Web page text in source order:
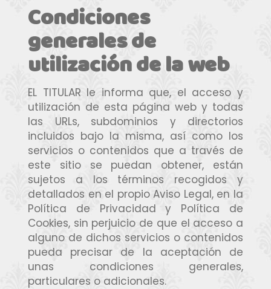
Condiciones
generales de
utilización de la web
EL TITULAR le informa que, el acceso y
utilización de esta página web y todas
las URLs, subdominios y directorios
incluidos bajo la misma, así como los
servicios o contenidos que a través de
este sitio se puedan obtener, están
sujetos a los términos recogidos y
detallados en el propio Aviso Legal, en la
Política de Privacidad y Política de
Cookies, sin perjuicio de que el acceso a
alguno de dichos servicios o contenidos
pueda precisar de la aceptación de
unas condiciones generales,
particulares o adicionales.